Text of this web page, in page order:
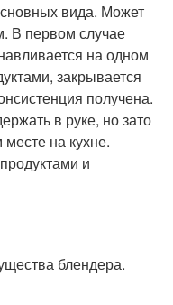
вида. Может
В первом случае
на одном
закрывается
получена.
в руке, но зато
на кухне.
и
блендера.